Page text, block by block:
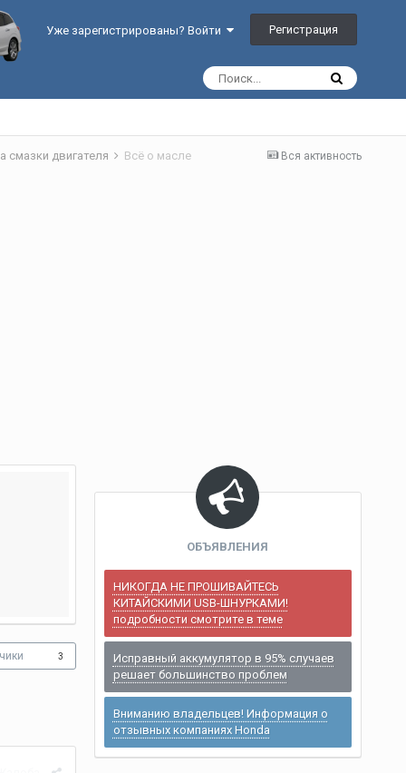
Уже зарегистрированы? Войти Регистрация
Вся активность
смазки двигателя Всё о масле
3
ОБЪЯВЛЕНИЯ
НИКОГДА НЕ ПРОШИВАЙТЕСЬ
КИТАЙСКИМИ USB-ШНУРКАМИ!
подробности смотрите в теме
Исправный аккумулятор в 95% случаев
решает большинство проблем
Вниманию владельцев! Информация о
отзывных компаниях Honda